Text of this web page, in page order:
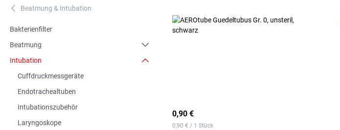
A Beatmung & Intubation
Bakterienfilter
Beatmung
Intubation
Cuffdruckmessgeräte
Endotrachealtuben
Intubationszubehör
Laryngoskope
0,90 €
0,90 € / 1 Stück